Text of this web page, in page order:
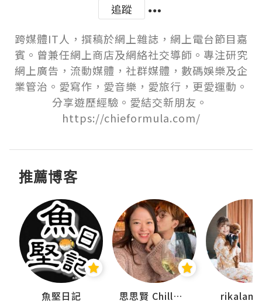
追蹤
跨媒體IT人，撰稿於網上雜誌，網上電台節目嘉
賓。曾兼任網上商店及網絡社交導師。專注研究
網上廣告，流動媒體，社群媒體，數碼娛樂及企
業管治。愛寫作，愛音樂，愛旅行，更愛運動。
分享遊歷經驗。愛結交新朋友。
https://chieformula.com/
推薦博客
魚堅日記 思思賢 ChillMyBabe